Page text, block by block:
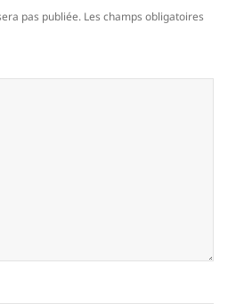
pas publiée. Les champs obligatoires